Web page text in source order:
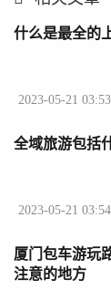
什么是最全的
2023-05-21
全域旅游包括
2023-05-21
厦门包车游玩
注意的地方